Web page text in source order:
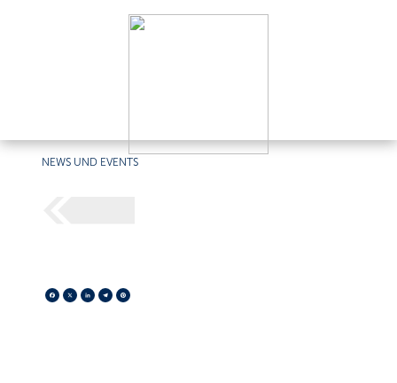
NEWS UND EVENTS
Facebook
X LinkedIn
Telegram